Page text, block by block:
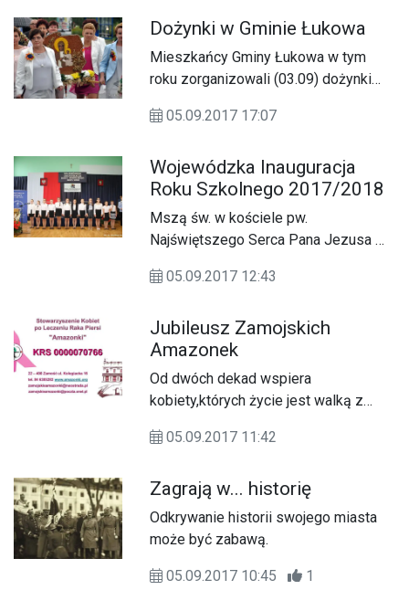
Dożynki w Gminie Łukowa
Mieszkańcy Gminy Łukowa w tym
roku zorganizowali (03.09) dożynki
05.09.2017 17:07
Wojewódzka Inauguracja
Roku Szkolnego 2017/2018
Mszą św. w kościele pw.
Najświętszego Serca Pana Jezusa w
zainaugurowano wczoraj (4.09) w
szkolny 2017/18. Uroczystości
odbyły się w Szkole Podstawowej nr
2 im. Marszałka Józefa Piłsudskiego
w Tomaszowie Lubelskim.
05.09.2017 12:43
Jubileusz Zamojskich
Amazonek
Od dwóch dekad wspiera
kobiety,których życie jest walką z
05.09.2017 11:42
Zagrają w... historię
Odkrywanie historii swojego miasta
może być zabawą.
05.09.2017 10:45 1